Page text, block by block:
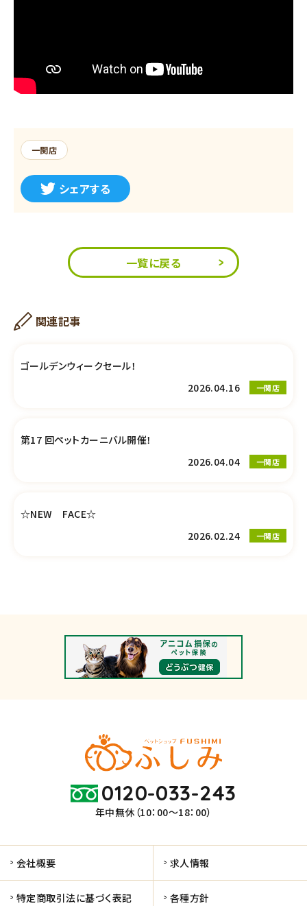
一関店
シェアする
一覧に戻る
関連記事
ゴールデンウィークセール！
2026.04.16
一関店
第17 回ペットカーニバル開催！
2026.04.04
一関店
☆NEW FACE☆
2026.02.24
一関店
0120-033-243
年中無休（10：00～18：00）
会社概要 求人情報
特定商取引法に基づく表記 各種方針